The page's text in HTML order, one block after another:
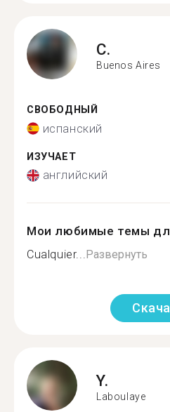
C.
Buenos Aires
СВОБОДНЫЙ
испанский
ИЗУЧАЕТ
английский
Мои любимые темы
Cualquier...Развернуть
Y.
Laboulaye